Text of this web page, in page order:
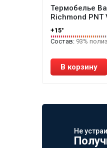
Термобелье
Richmond PNT
+15°
Состав: 93%
Не